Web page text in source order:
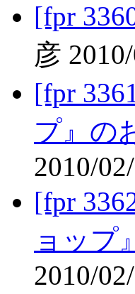
[fpr
彦
[fpr
プ』の
2010/
[fpr
ョップ
2010/